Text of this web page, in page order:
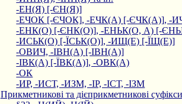
-ЕН(Я) [-ЄН(Я)]
-ЕЧОК [-ЄЧОК], -ЕЧК(А) [-ЄЧК(А)], -
-ЕНК(О) [-ЄНК(О)], -ЕНЬК(О, А) [-
-ИСЬК(О) [-ЇСЬК(О)], -ИЩ(Е) [-ЇЩ(Е)]
-ОВИЧ, -ІВН(А) [-ІВН(А)]
-ІВК(А) [-ЇВК(А)], -ОВК(А)
-ОК
-ИР, -ИСТ, -ИЗМ, -ІР, -ІСТ, -ІЗМ
Прикметникові та дієприкметникові суфікси